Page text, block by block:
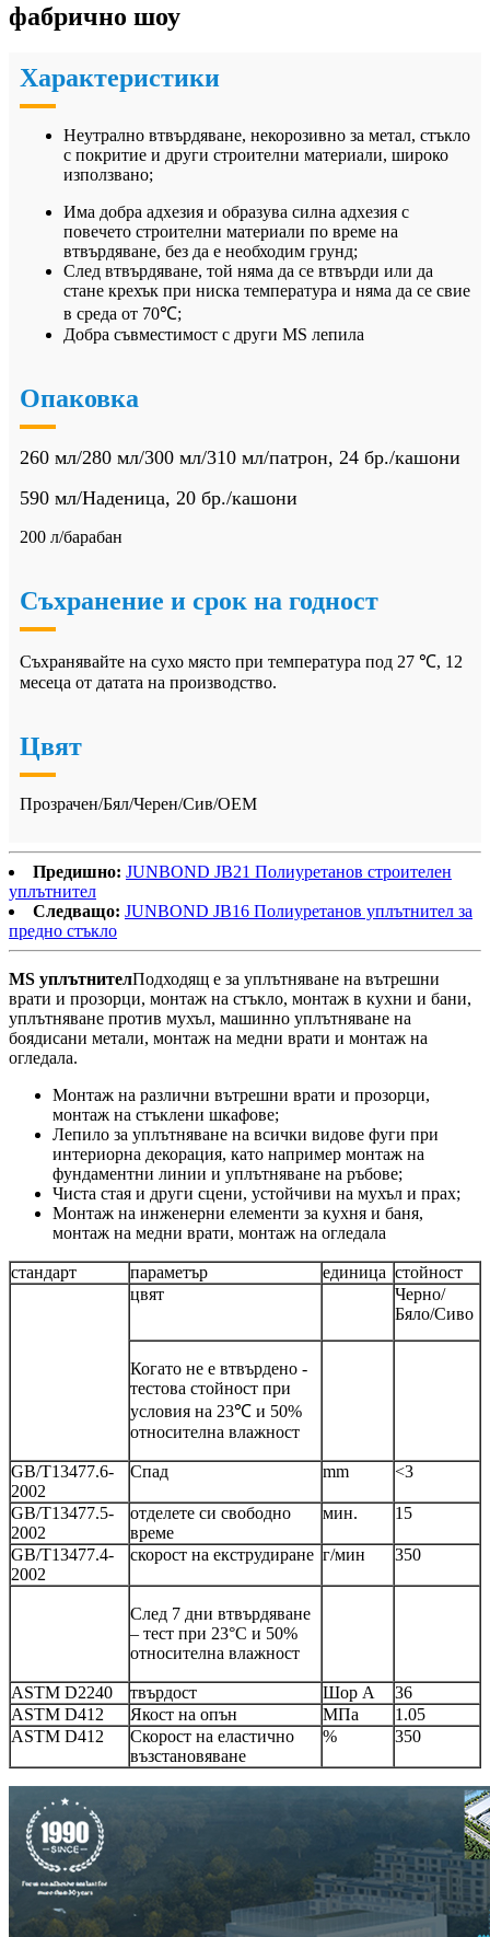
фабрично шоу
Характеристики
Неутрално втвърдяване, некорозивно за метал, стъкло
с покритие и други строителни материали, широко
използвано;
Има добра адхезия и образува силна адхезия с
повечето строителни материали по време на
втвърдяване, без да е необходим грунд;
След втвърдяване, той няма да се втвърди или да
стане крехък при ниска температура и няма да се свие
в среда от 70℃;
Добра съвместимост с други MS лепила
Опаковка
260 мл/280 мл/300 мл/310 мл/патрон, 24 бр./кашони
590 мл/Наденица, 20 бр./кашони
200 л/барабан
Съхранение и срок на годност
Съхранявайте на сухо място при температура под 27 ℃, 12
месеца от датата на производство.
Цвят
Прозрачен/Бял/Черен/Сив/OEM
Предишно: JUNBOND JB21 Полиуретанов строителен
уплътнител
Следващо: JUNBOND JB16 Полиуретанов уплътнител за
предно стъкло
MS уплътнителПодходящ е за уплътняване на вътрешни
врати и прозорци, монтаж на стъкло, монтаж в кухни и бани,
уплътняване против мухъл, машинно уплътняване на
боядисани метали, монтаж на медни врати и монтаж на
огледала.
Монтаж на различни вътрешни врати и прозорци,
монтаж на стъклени шкафове;
Лепило за уплътняване на всички видове фуги при
интериорна декорация, като например монтаж на
фундаментни линии и уплътняване на ръбове;
Чиста стая и други сцени, устойчиви на мухъл и прах;
Монтаж на инженерни елементи за кухня и баня,
монтаж на медни врати, монтаж на огледала
стандарт параметър единица стойност
цвят
Черно/
Бяло/Сиво
Когато не е втвърдено -
тестова стойност при
условия на 23℃ и 50%
относителна влажност
GB/T13477.6-
2002
Спад mm <3
GB/T13477.5-
2002
отделете си свободно
време
мин. 15
GB/T13477.4-
2002
скорост на екструдиране г/мин 350
След 7 дни втвърдяване
– тест при 23°C и 50%
относителна влажност
ASTM D2240 твърдост Шор А
36
ASTM D412
Якост на опън МПа
1.05
ASTM D412
Скорост на еластично
възстановяване
% 350